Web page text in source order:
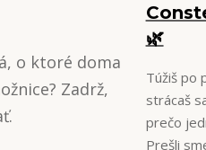
o ktoré doma
Zadrž,
🌿
Túžiš po
strácaš
prečo
Prešli